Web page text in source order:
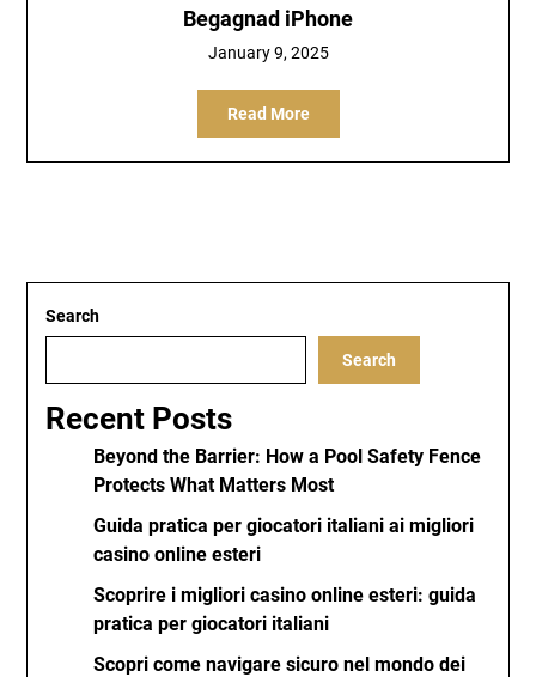
Begagnad iPhone
January 9, 2025
Read More
Search
Search
Recent Posts
Beyond the Barrier: How a Pool Safety Fence
Protects What Matters Most
Guida pratica per giocatori italiani ai migliori
casino online esteri
Scoprire i migliori casino online esteri: guida
pratica per giocatori italiani
Scopri come navigare sicuro nel mondo dei